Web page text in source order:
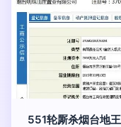
551轮厮杀烟台地